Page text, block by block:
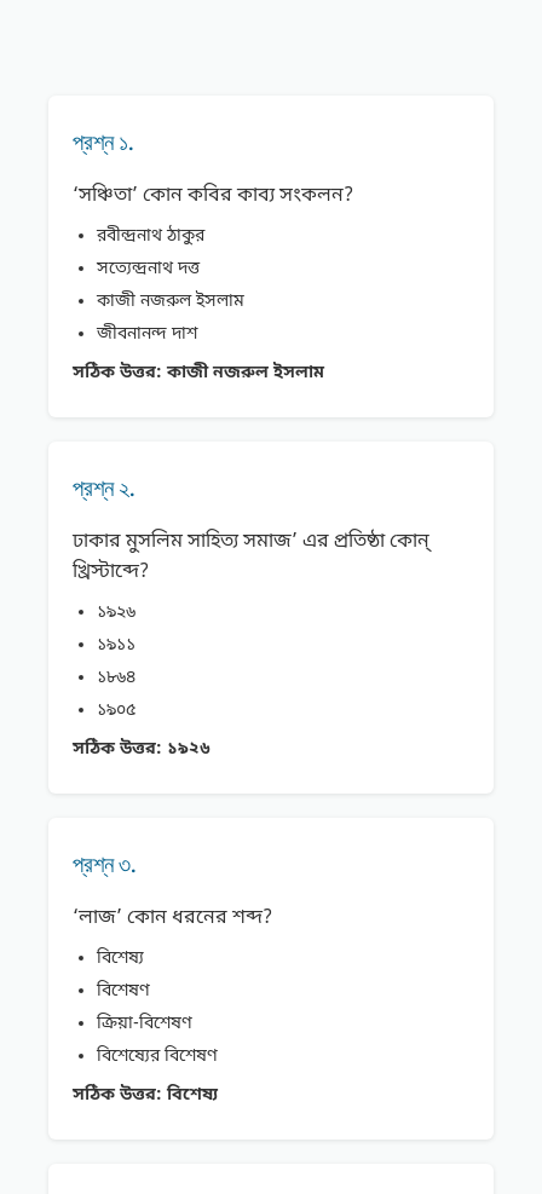
প্রশ্ন ১.
‘সঞ্চিতা’ কোন কবির কাব্য সংকলন?
রবীন্দ্রনাথ ঠাকুর
সত্যেন্দ্রনাথ দত্ত
কাজী নজরুল ইসলাম
জীবনানন্দ দাশ
সঠিক উত্তর: কাজী নজরুল ইসলাম
প্রশ্ন ২.
ঢাকার মুসলিম সাহিত্য সমাজ’ এর প্রতিষ্ঠা কোন্
খ্রিস্টাব্দে?
১৯২৬
১৯১১
১৮৬৪
১৯০৫
সঠিক উত্তর: ১৯২৬
প্রশ্ন ৩.
‘লাজ’ কোন ধরনের শব্দ?
বিশেষ্য
বিশেষণ
ক্রিয়া-বিশেষণ
বিশেষ্যের বিশেষণ
সঠিক উত্তর: বিশেষ্য